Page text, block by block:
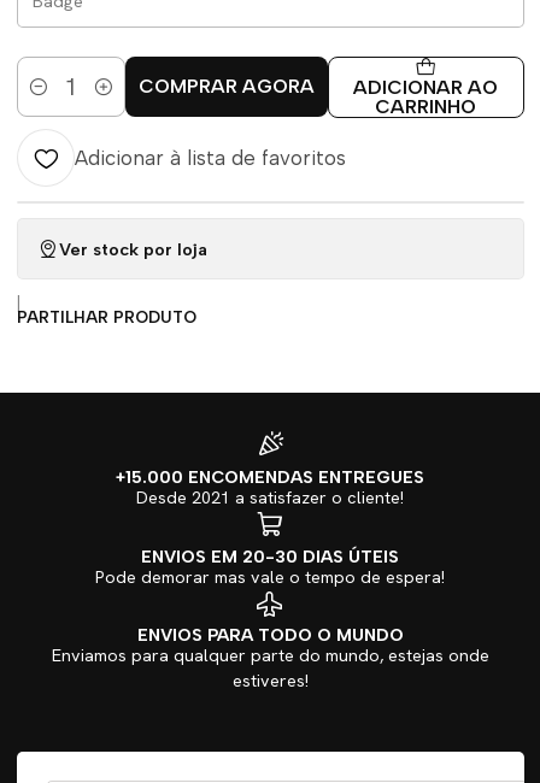
Quantidade
ADICIONAR AO
CARRINHO
COMPRAR AGORA
Adicionar à lista de favoritos
Ver stock por loja
|
PARTILHAR PRODUTO
+15.000 ENCOMENDAS ENTREGUES
Desde 2021 a satisfazer o cliente!
ENVIOS EM 20-30 DIAS ÚTEIS
Pode demorar mas vale o tempo de espera!
ENVIOS PARA TODO O MUNDO
Enviamos para qualquer parte do mundo, estejas onde
estiveres!